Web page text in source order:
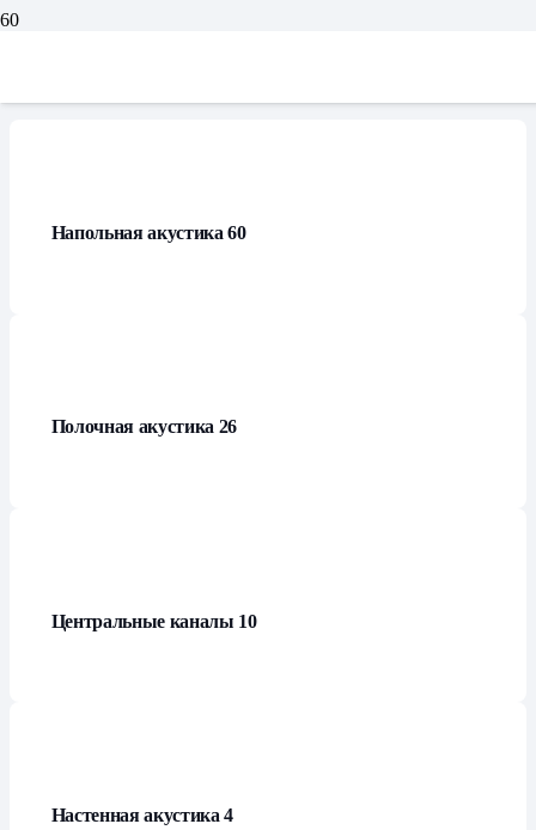
Напольная акустика60
Полочная акустика 26
Центральные каналы 10
Настенная акустика4